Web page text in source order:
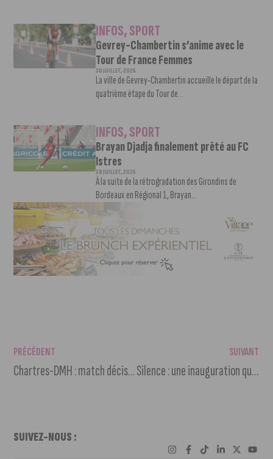
INFOS,SPORT
Gevrey-Chambertin s’anime avec le
Tour de France Femmes
30 JUILLET, 2026
La ville de Gevrey-Chambertin accueille le départ de la
quatrième étape du Tour de...
INFOS,SPORT
Brayan Djadja finalement prêté au FC
Istres
28 JUILLET, 2026
À la suite de la rétrogradation des Girondins de
Bordeaux en Régional 1, Brayan...
PRÉCÉDENT
Chartres-DMH : match décisif dans la course au maintien
SUIVANT
Silence : une inauguration qui fait du bruit
SUIVEZ-NOUS :